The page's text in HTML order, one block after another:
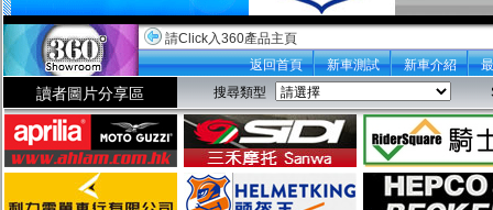
請Click入360產品主頁
返回首頁
新車測試 新車介紹
讀者圖片分享區 搜尋類型